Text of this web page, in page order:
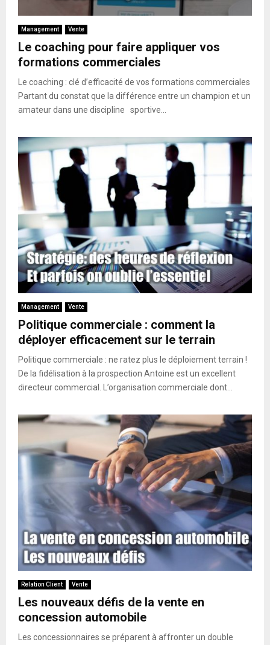
Management Vente
Le coaching pour faire appliquer vos
formations commerciales
Le coaching : clé d’efficacité de vos formations commerciales
Partant du constat que la différence entre un champion et un
amateur dans une discipline sportive...
Management Vente
Politique commerciale : comment la
déployer efficacement sur le terrain
Politique commerciale : ne ratez plus le déploiement terrain !
De la fidélisation à la prospection Antoine est un excellent
directeur commercial. L’organisation commerciale dont...
Relation Client Vente
Les nouveaux défis de la vente en
concession automobile
Les concessionnaires se préparent à affronter un double